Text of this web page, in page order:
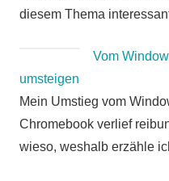
diesem Thema
Vom
umsteigen
Mein Umstieg vom
Chromebook verlief
wieso, weshalb erzähle